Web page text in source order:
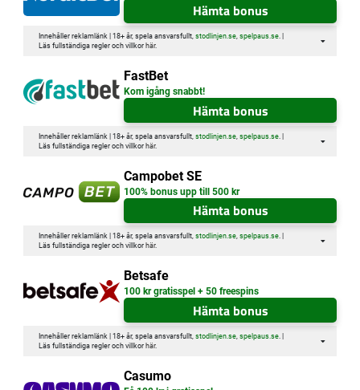
Hämta bonus
Innehåller reklamlänk | 18+ år, spela ansvarsfullt, stodlinjen.se, spelpaus.se. |
Läs fullständiga regler och villkor här.
FastBet
Kom igång snabbt!
Hämta bonus
Innehåller reklamlänk | 18+ år, spela ansvarsfullt, stodlinjen.se, spelpaus.se. |
Läs fullständiga regler och villkor här.
Campobet SE
100% bonus upp till 500 kr
Hämta bonus
Innehåller reklamlänk | 18+ år, spela ansvarsfullt, stodlinjen.se, spelpaus.se. |
Läs fullständiga regler och villkor här.
Betsafe
100 kr gratisspel + 50 freespins
Hämta bonus
Innehåller reklamlänk | 18+ år, spela ansvarsfullt, stodlinjen.se, spelpaus.se. |
Läs fullständiga regler och villkor här.
Casumo